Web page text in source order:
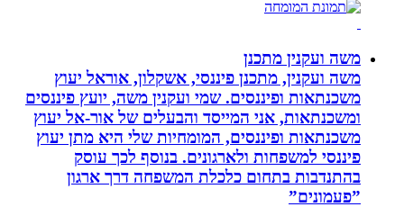
משה ועקנין מתכנן
משה ועקנין, מתכנן פיננסי, אשקלון, אוראל יעוץ
משכנתאות ופיננסים. שמי ועקנין משה, יועץ פיננסים
ומשכנתאות, אני המייסד והבעלים של אור-אל יעוץ
משכנתאות ופיננסים, המומחיות שלי היא מתן יעוץ
פיננסי למשפחות ולארגונים. בנוסף לכך עוסק
בהתנדבות בתחום כלכלת המשפחה דרך ארגון
”פעמונים”